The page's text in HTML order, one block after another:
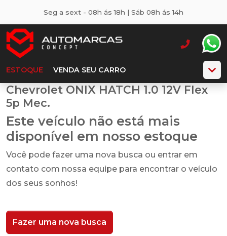
Seg a sext - 08h ás 18h | Sáb 08h ás 14h
ESTOQUE VENDA SEU CARRO
Chevrolet ONIX HATCH 1.0 12V Flex
5p Mec.
Este veículo não está mais
disponível em nosso estoque
Você pode fazer uma nova busca ou entrar em
contato com nossa equipe para encontrar o veículo
dos seus sonhos!
Fazer uma nova busca